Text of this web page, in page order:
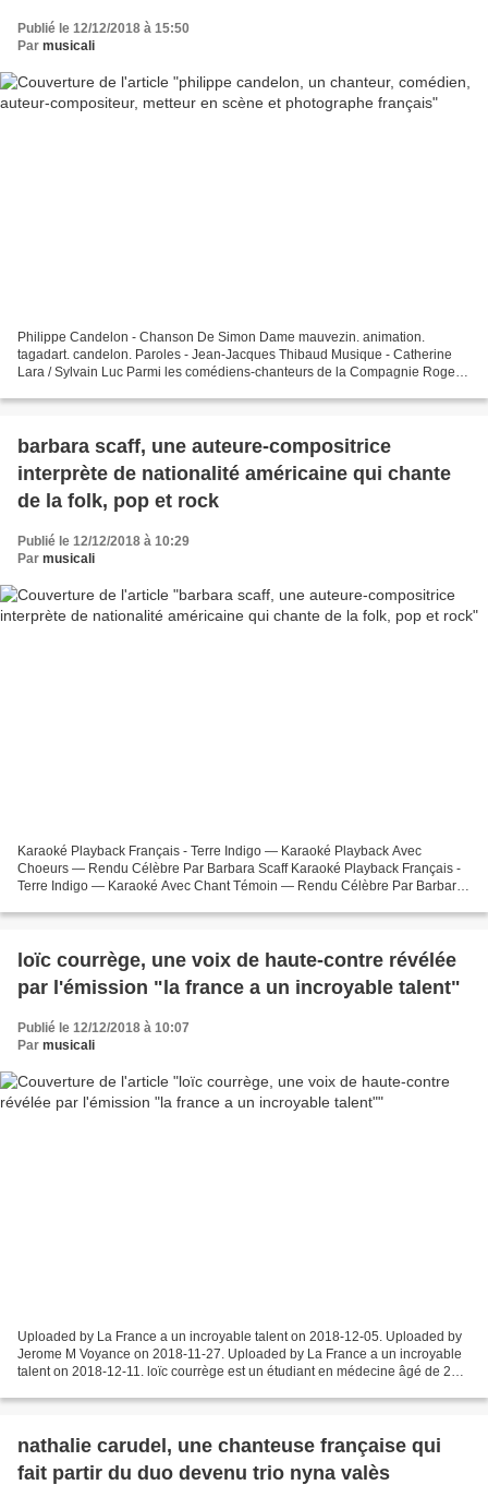
Publié le 12/12/2018 à 15:50
Par musicali
Philippe Candelon - Chanson De Simon Dame mauvezin. animation.
tagadart. candelon. Paroles - Jean-Jacques Thibaud Musique - Catherine
Lara / Sylvain Luc Parmi les comédiens-chanteurs de la Compagnie Roger
barbara scaff, une auteure-compositrice
interprète de nationalité américaine qui chante
de la folk, pop et rock
Publié le 12/12/2018 à 10:29
Par musicali
Karaoké Playback Français - Terre Indigo — Karaoké Playback Avec
Choeurs — Rendu Célèbre Par Barbara Scaff Karaoké Playback Français -
Terre Indigo — Karaoké Avec Chant Témoin — Rendu Célèbre Par Barbara
loïc courrège, une voix de haute-contre révélée
par l'émission "la france a un incroyable talent"
Publié le 12/12/2018 à 10:07
Par musicali
Uploaded by La France a un incroyable talent on 2018-12-05. Uploaded by
Jerome M Voyance on 2018-11-27. Uploaded by La France a un incroyable
talent on 2018-12-11. loïc courrège est un étudiant en médecine âgé de 22
nathalie carudel, une chanteuse française qui
fait partir du duo devenu trio nyna valès